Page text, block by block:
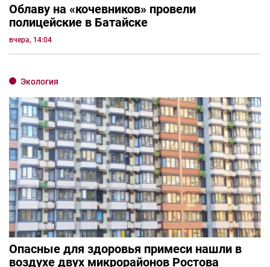
Облаву на «кочевников» провели
полицейские в Батайске
вчера, 14:04
Экология
Опасные для здоровья примеси нашли в
воздухе двух микрорайонов Ростова